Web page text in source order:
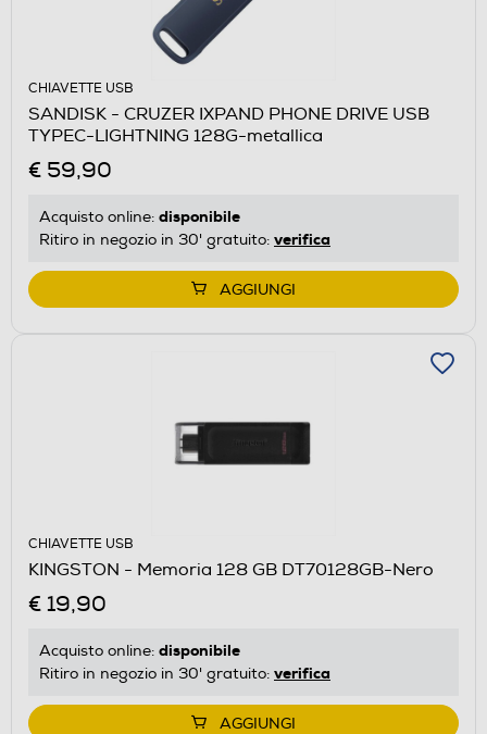
CHIAVETTE USB
SANDISK - CRUZER IXPAND PHONE DRIVE USB
TYPEC-LIGHTNING 128G-metallica
€ 59,90
Acquisto online: disponibile
Ritiro in negozio in 30' gratuito: verifica
AGGIUNGI
CHIAVETTE USB
KINGSTON - Memoria 128 GB DT70128GB-Nero
€ 19,90
Acquisto online: disponibile
Ritiro in negozio in 30' gratuito: verifica
AGGIUNGI